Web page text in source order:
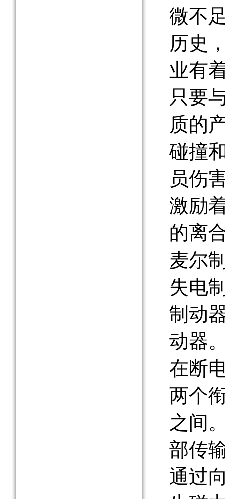
微不
历史
业有
只要
质的
碰撞
员伤
激励
的离
麦尔
失电
制动
动器
在断
两个
之间
部传
通过